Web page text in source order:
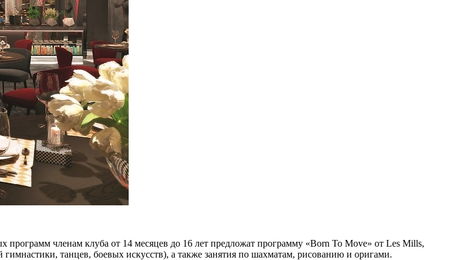
членам клуба от 14 месяцев до 16 лет предложат программу «Born To Move» от Les Mills,
танцев, боевых искусств), а также занятия по шахматам, рисованию и оригами.